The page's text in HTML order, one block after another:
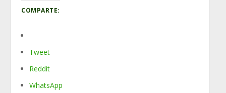
COMPARTE:
Tweet
Reddit
WhatsApp